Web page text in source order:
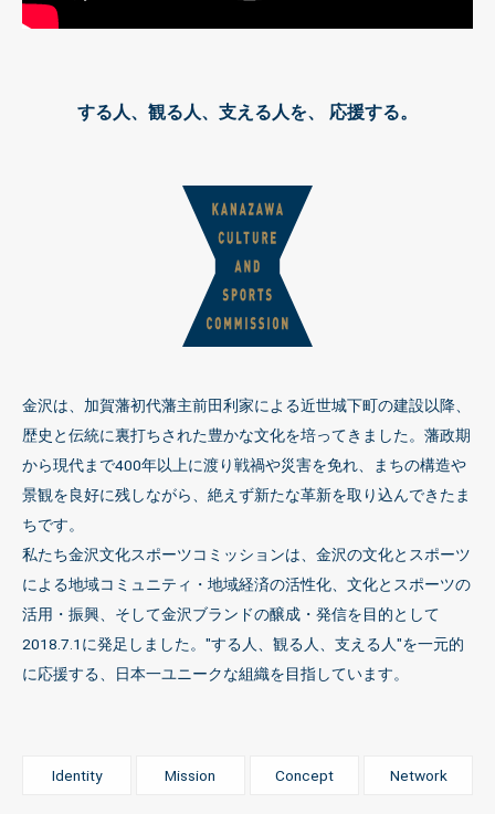
する人、観る人、支える人を、 応援する。
金沢は、加賀藩初代藩主前田利家による近世城下町の建設以降、
歴史と伝統に裏打ちされた豊かな文化を培ってきました。藩政期
から現代まで400年以上に渡り戦禍や災害を免れ、まちの構造や
景観を良好に残しながら、絶えず新たな革新を取り込んできたま
ちです。
私たち金沢文化スポーツコミッションは、金沢の文化とスポーツ
による地域コミュニティ・地域経済の活性化、文化とスポーツの
活用・振興、そして金沢ブランドの醸成・発信を目的として
2018.7.1に発足しました。"する人、観る人、支える人"を一元的
に応援する、日本一ユニークな組織を目指しています。
Identity Mission Concept Network